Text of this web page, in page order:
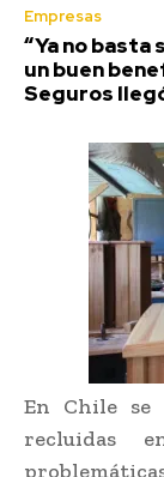
Empresas
“Ya no basta
un buen
Seguros
En Chile se
recluidas